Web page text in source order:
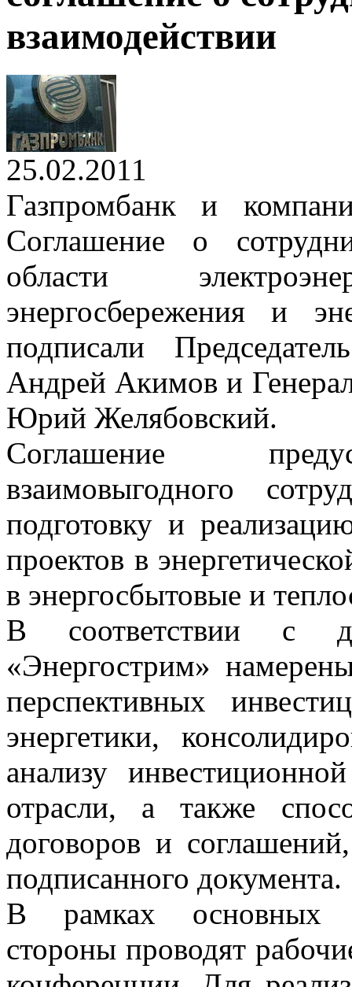
взаимодействии
25.02.2011
Газпромбанк и
Соглашение о
области
энергосбережения и
подписали
Андрей Акимов и
Юрий Желябовский.
Соглашение
взаимовыгодного
подготовку и
проектов в
в энергосбытовые и
В соответствии с
«Энергострим»
перспективных
энергетики,
анализу
отрасли, а также
договоров и
подписанного документа.
В рамках основных
стороны проводят